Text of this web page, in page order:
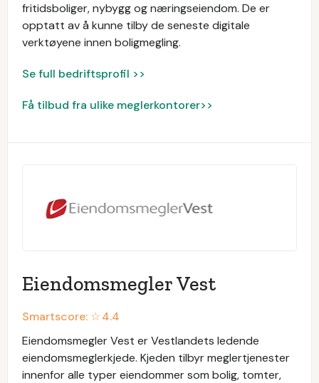
fritidsboliger, nybygg og næringseiendom. De er
opptatt av å kunne tilby de seneste digitale
verktøyene innen boligmegling.
Se full bedriftsprofil >>
Få tilbud fra ulike meglerkontorer>>
Eiendomsmegler Vest
Smartscore: ☆4.4
Eiendomsmegler Vest er Vestlandets ledende
eiendomsmeglerkjede. Kjeden tilbyr meglertjenester
innenfor alle typer eiendommer som bolig, tomter,